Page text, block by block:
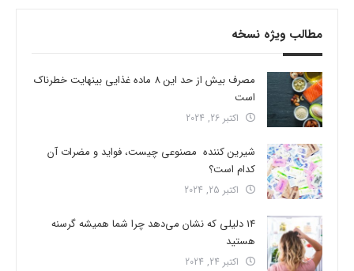
مطالب ویژه نسخه
مصرف بیش از حد این 8 ماده غذایی بینهایت خطرناک
است
اکتبر 26, 2024
شیرین کننده مصنوعی چیست، فواید و مضرات آن
کدام است؟
اکتبر 25, 2024
14 دلیلی که نشان می‌دهد چرا شما همیشه گرسنه
هستید
اکتبر 24, 2024